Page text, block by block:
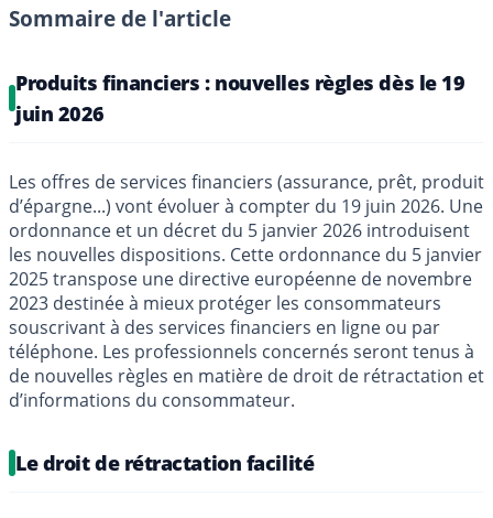
Sommaire de l'article
Produits financiers : nouvelles règles dès le 19
juin 2026
Les offres de services financiers (assurance, prêt, produit
d’épargne...) vont évoluer à compter du 19 juin 2026. Une
ordonnance et un décret du 5 janvier 2026 introduisent
les nouvelles dispositions. Cette ordonnance du 5 janvier
2025 transpose une directive européenne de novembre
2023 destinée à mieux protéger les consommateurs
souscrivant à des services financiers en ligne ou par
téléphone. Les professionnels concernés seront tenus à
de nouvelles règles en matière de droit de rétractation et
d’informations du consommateur.
Le droit de rétractation facilité